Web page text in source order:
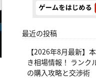
最近の投稿
【2026年8月最新】
き相場情報！ ランク
の購入攻略と交渉術